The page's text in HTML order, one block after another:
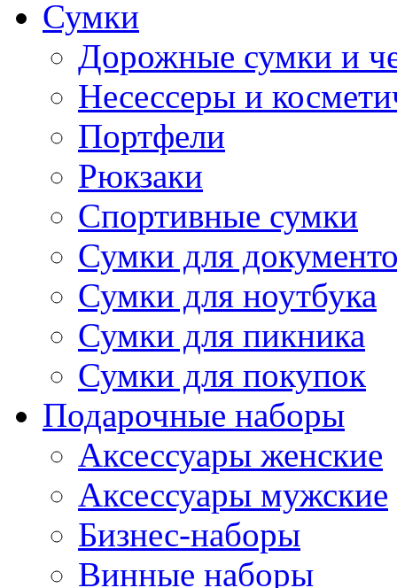
Сумки
Дорожные сумки и
Несессеры и
Портфели
Рюкзаки
Спортивные сумки
Сумки для
Сумки для ноутбука
Сумки для пикника
Сумки для покупок
Подарочные наборы
Аксессуары женские
Аксессуары мужские
Бизнес-наборы
Винные наборы